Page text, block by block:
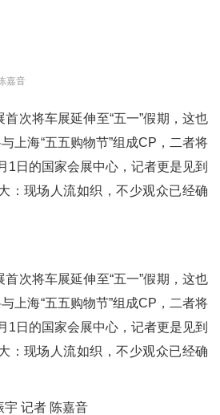
嘉音
将车展延伸至“五一”假期，这也
上海“五五购物节”组成CP，二者将
1日的国家会展中心，记者更是见到
：现场人流如织，不少观众已经确
将车展延伸至“五一”假期，这也
上海“五五购物节”组成CP，二者将
1日的国家会展中心，记者更是见到
：现场人流如织，不少观众已经确
记者 陈嘉音